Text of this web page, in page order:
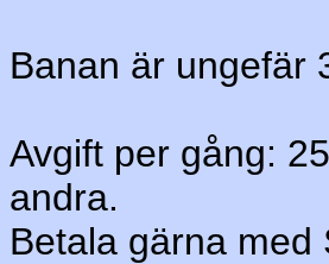
Banan är ungefär
Avgift per gång:
andra.
Betala gärna med